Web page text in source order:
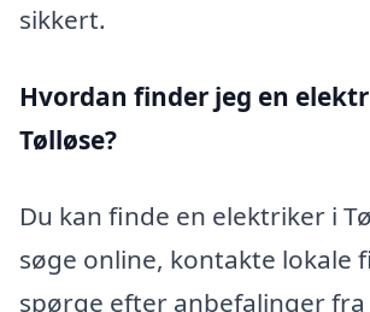
sikkert.
Hvordan finder jeg en
Tølløse?
Du kan finde en elektriker i
søge online, kontakte lokale
spørge efter anbefalinger